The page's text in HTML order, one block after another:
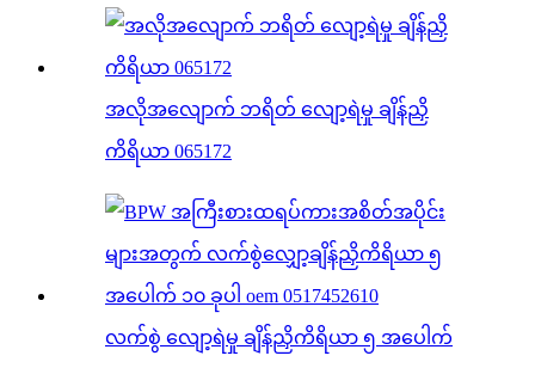
အလိုအလျောက် ဘရိတ် လျော့ရဲမှု ချိန်ညှိ
ကိရိယာ 065172
လက်စွဲ လျော့ရဲမှု ချိန်ညှိကိရိယာ ၅ အပေါက်